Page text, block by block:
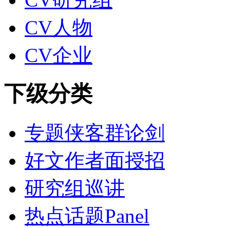
CV人物
CV企业
下级分类
专题侠客群论剑
好文作者面授招
研究组巡讲
热点话题Panel